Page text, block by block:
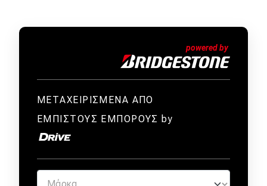
ΜΕΤΑΧΕΙΡΙΣΜΕΝΑ ΑΠΟ
ΕΜΠΙΣΤΟΥΣ ΕΜΠΟΡΟΥΣ by